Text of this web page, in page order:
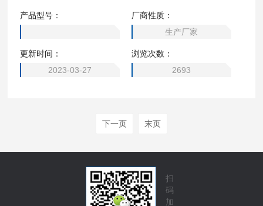
受体，它们表达蕈毒碱胆碱受体。没有证据表明，NCI-N87细
胞存在N-myc、L-myc、myb和EGF受体基因的重组。 1） AT
CC：CRL-5822 2） 形态：上皮细胞样 3） 价格：193
产品型号：
厂商性质：
生产厂家
更新时间：
2023-03-27
浏览次数：
2693
下一页 末页
扫
码
加